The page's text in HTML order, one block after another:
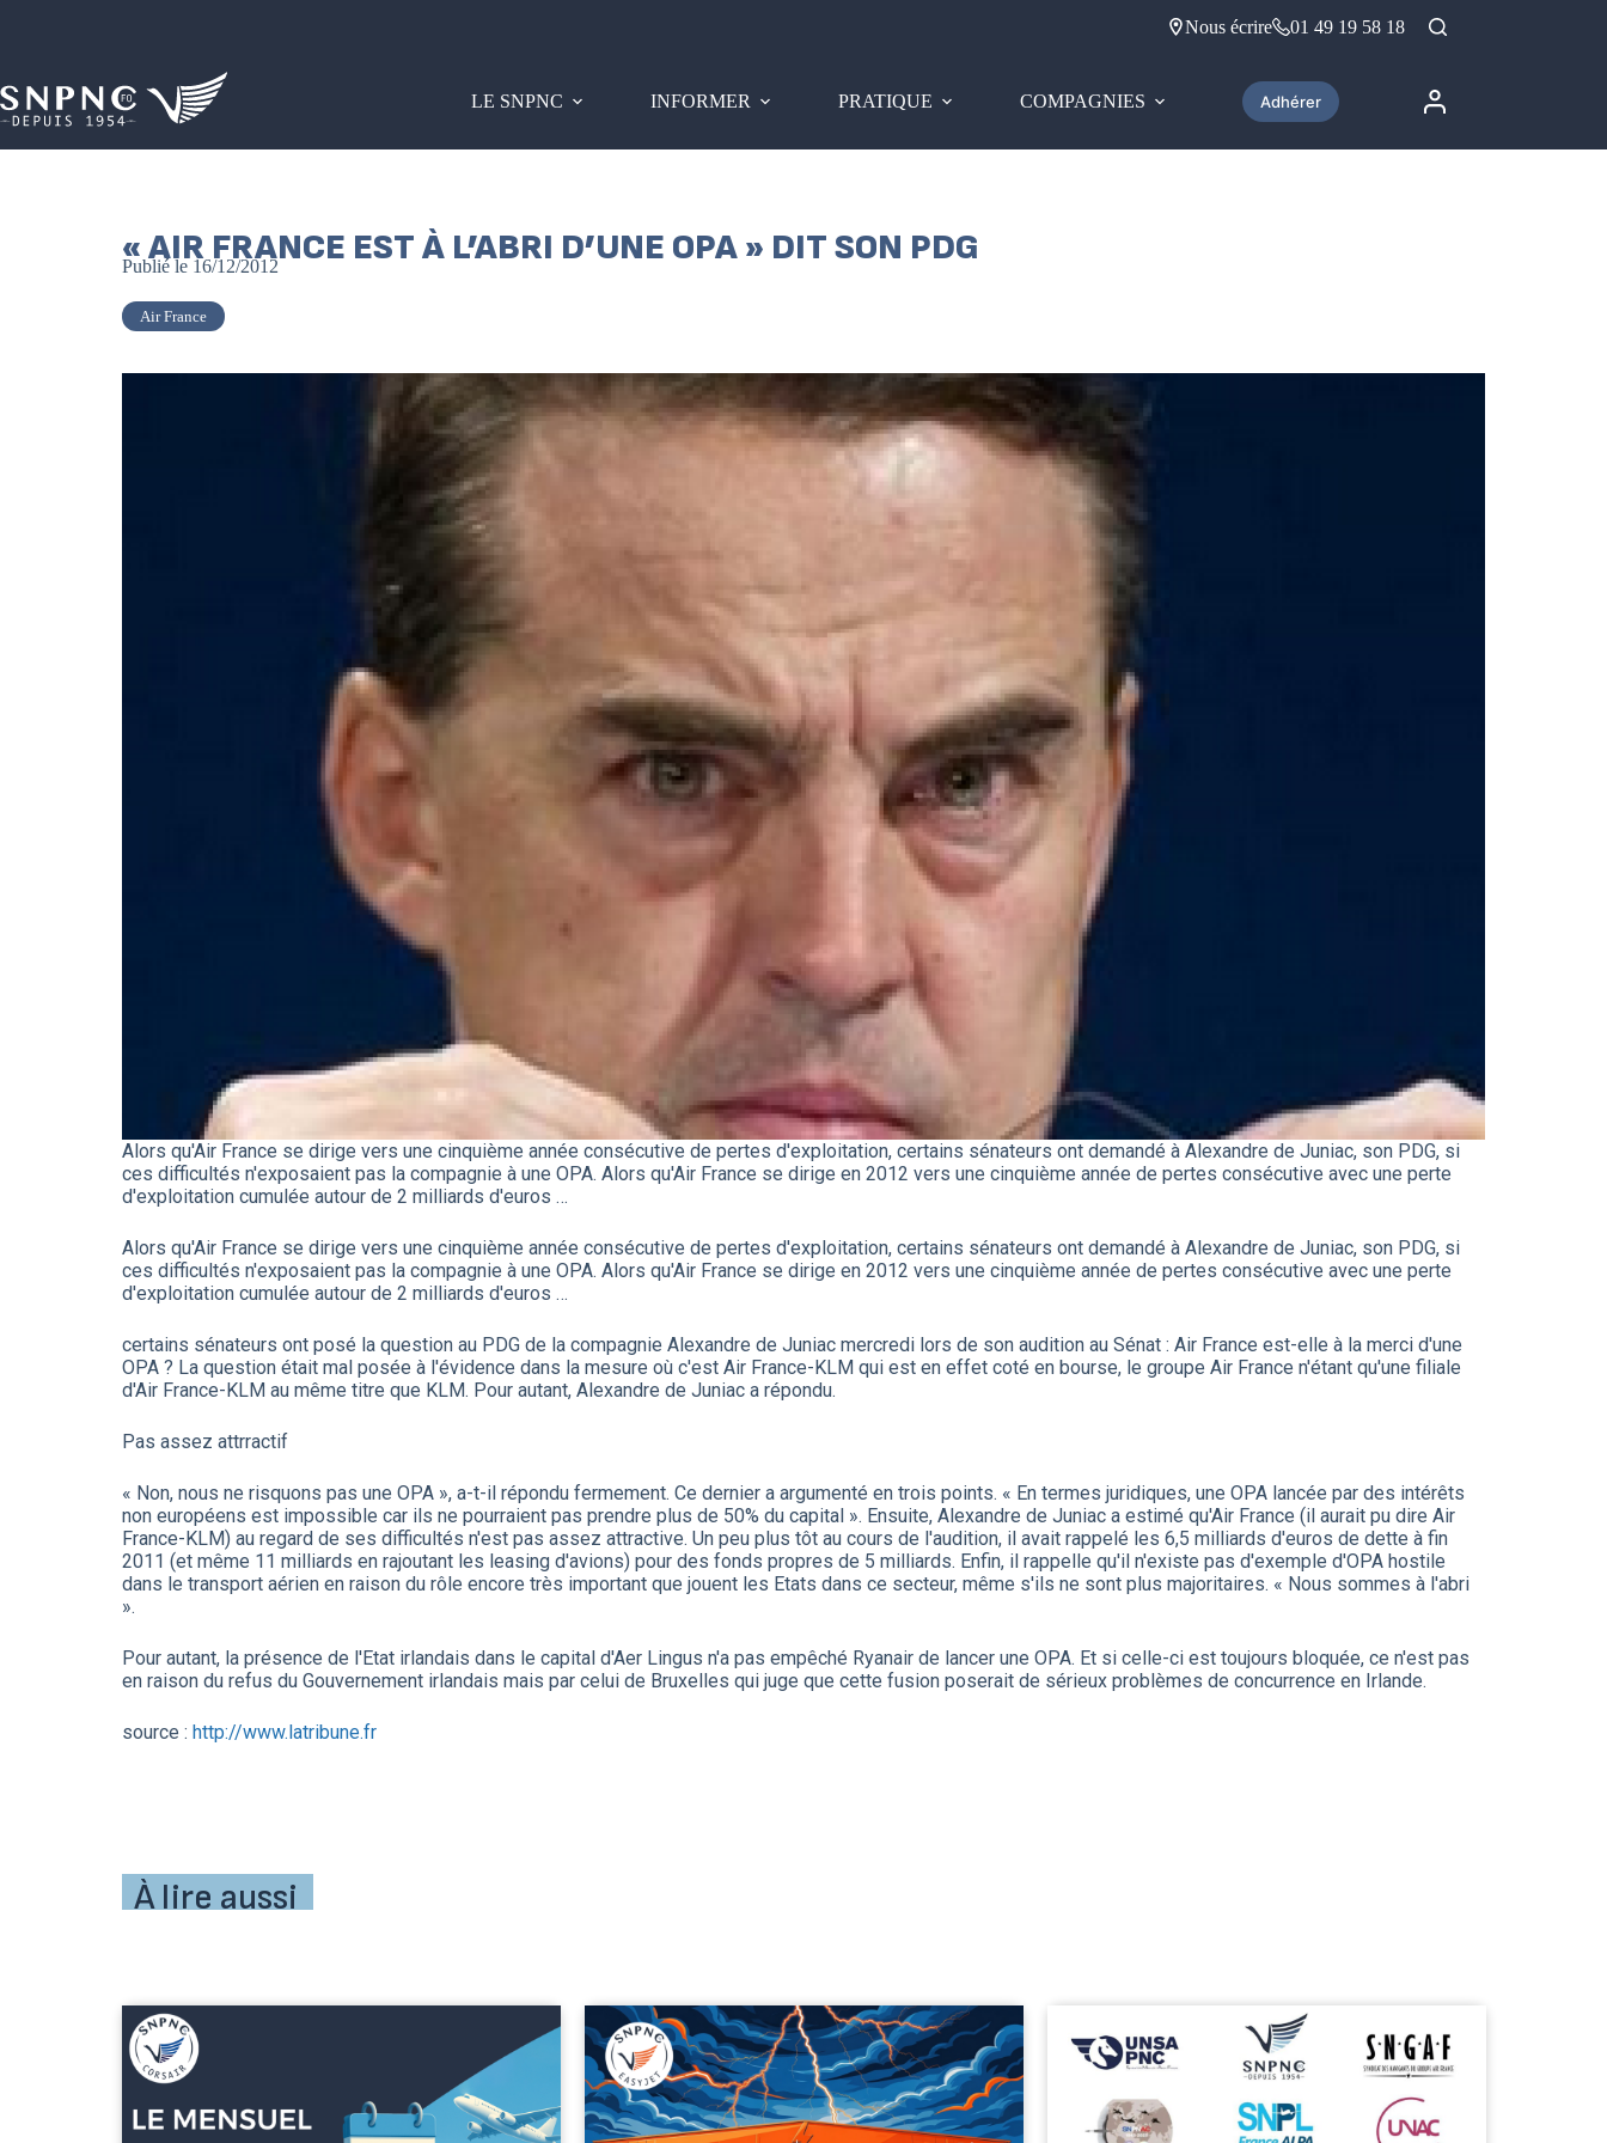
Nous écrire 01 49 19 58 18
LE SNPNC INFORMER PRATIQUE COMPAGNIES Adhérer
« AIR FRANCE EST À L’ABRI D’UNE OPA » DIT SON PDG
Publié le 16/12/2012
Air France
Alors qu'Air France se dirige vers une cinquième année consécutive de pertes d'exploitation, certains sénateurs ont demandé à Alexandre de Juniac, son PDG, si
ces difficultés n'exposaient pas la compagnie à une OPA. Alors qu'Air France se dirige en 2012 vers une cinquième année de pertes consécutive avec une perte
d'exploitation cumulée autour de 2 milliards d'euros …
Alors qu'Air France se dirige vers une cinquième année consécutive de pertes d'exploitation, certains sénateurs ont demandé à Alexandre de Juniac, son PDG, si
ces difficultés n'exposaient pas la compagnie à une OPA. Alors qu'Air France se dirige en 2012 vers une cinquième année de pertes consécutive avec une perte
d'exploitation cumulée autour de 2 milliards d'euros …
certains sénateurs ont posé la question au PDG de la compagnie Alexandre de Juniac mercredi lors de son audition au Sénat : Air France est-elle à la merci d'une
OPA ? La question était mal posée à l'évidence dans la mesure où c'est Air France-KLM qui est en effet coté en bourse, le groupe Air France n'étant qu'une filiale
d'Air France-KLM au même titre que KLM. Pour autant, Alexandre de Juniac a répondu.
Pas assez attrractif
« Non, nous ne risquons pas une OPA », a-t-il répondu fermement. Ce dernier a argumenté en trois points. « En termes juridiques, une OPA lancée par des intérêts
non européens est impossible car ils ne pourraient pas prendre plus de 50% du capital ». Ensuite, Alexandre de Juniac a estimé qu'Air France (il aurait pu dire Air
France-KLM) au regard de ses difficultés n'est pas assez attractive. Un peu plus tôt au cours de l'audition, il avait rappelé les 6,5 milliards d'euros de dette à fin
2011 (et même 11 milliards en rajoutant les leasing d'avions) pour des fonds propres de 5 milliards. Enfin, il rappelle qu'il n'existe pas d'exemple d'OPA hostile
dans le transport aérien en raison du rôle encore très important que jouent les Etats dans ce secteur, même s'ils ne sont plus majoritaires. « Nous sommes à l'abri
».
Pour autant, la présence de l'Etat irlandais dans le capital d'Aer Lingus n'a pas empêché Ryanair de lancer une OPA. Et si celle-ci est toujours bloquée, ce n'est pas
en raison du refus du Gouvernement irlandais mais par celui de Bruxelles qui juge que cette fusion poserait de sérieux problèmes de concurrence en Irlande.
source : http://www.latribune.fr
À lire aussi